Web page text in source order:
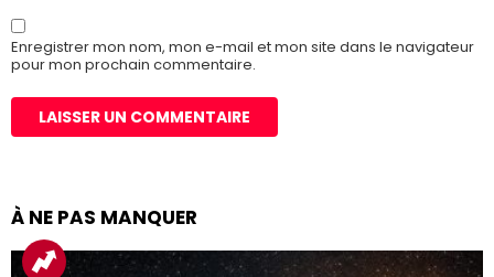
Enregistrer mon nom, mon e-mail et mon site dans le navigateur
pour mon prochain commentaire.
À NE PAS MANQUER